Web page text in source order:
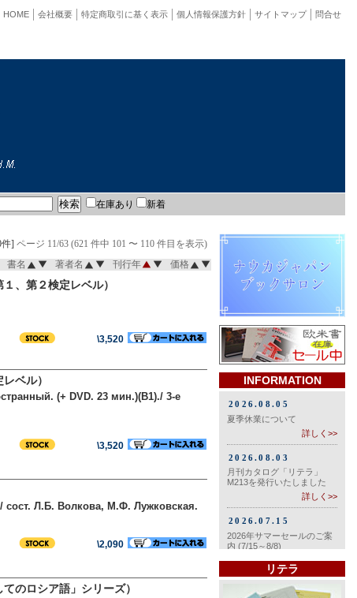
問合せ
サイトマップ
個人情報保護方針
特定商取引に基く表示
会社概要
HOME
在庫あり 新着
件] ページ 11/63 (621 件中 101 〜 110 件目を表示)
書名 著者名 刊行年 価格
、第２検定レベル）
\3,520
ベル）
(+ DVD. 23 мин.)(B1)./ 3-е
\3,520
Л.Б. Волкова, М.Ф. Лужковская.
\2,090
のロシア語」シリーズ）
INFORMATION
リテラ